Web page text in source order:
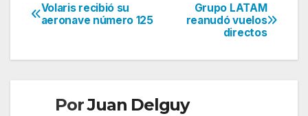
Navegación
Grupo LATAM
reanudó vuelos
directos
Volaris recibió su
aeronave número 125
PorJuan Delguy